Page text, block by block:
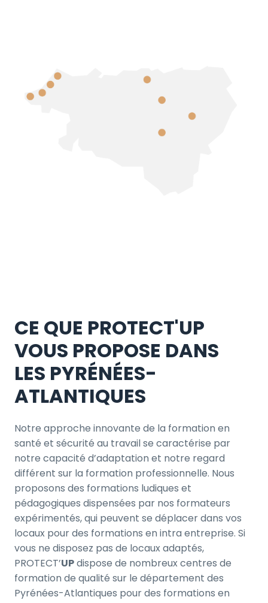
CE QUE PROTECT'UP
VOUS PROPOSE DANS
LES PYRÉNÉES-
ATLANTIQUES
Notre approche innovante de la formation en
santé et sécurité au travail se caractérise par
notre capacité d’adaptation et notre regard
différent sur la formation professionnelle. Nous
proposons des formations ludiques et
pédagogiques dispensées par nos formateurs
expérimentés, qui peuvent se déplacer dans vos
locaux pour des formations en intra entreprise. Si
vous ne disposez pas de locaux adaptés,
PROTECT’UPdispose de nombreux centres de
formation de qualité sur le département des
Pyrénées-Atlantiques pour des formations en